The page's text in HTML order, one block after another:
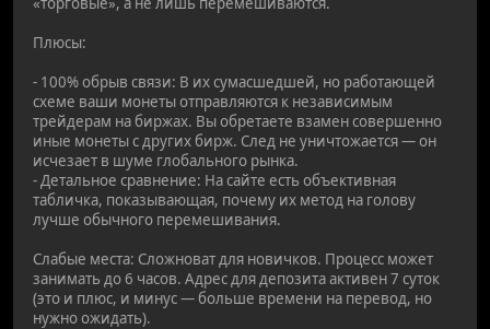
Плюсы:
- 100% обрыв связи: В их сумасшедшей, но работающей
схеме ваши монеты отправляются к независимым
трейдерам на биржах. Вы обретаете взамен совершенно
иные монеты с других бирж. След не уничтожается — он
исчезает в шуме глобального рынка.
- Детальное сравнение: На сайте есть объективная
табличка, показывающая, почему их метод на голову
лучше обычного перемешивания.
Слабые места: Сложноват для новичков. Процесс может
занимать до 6 часов. Адрес для депозита активен 7 суток
(это и плюс, и минус — больше времени на перевод, но
нужно ожидать).